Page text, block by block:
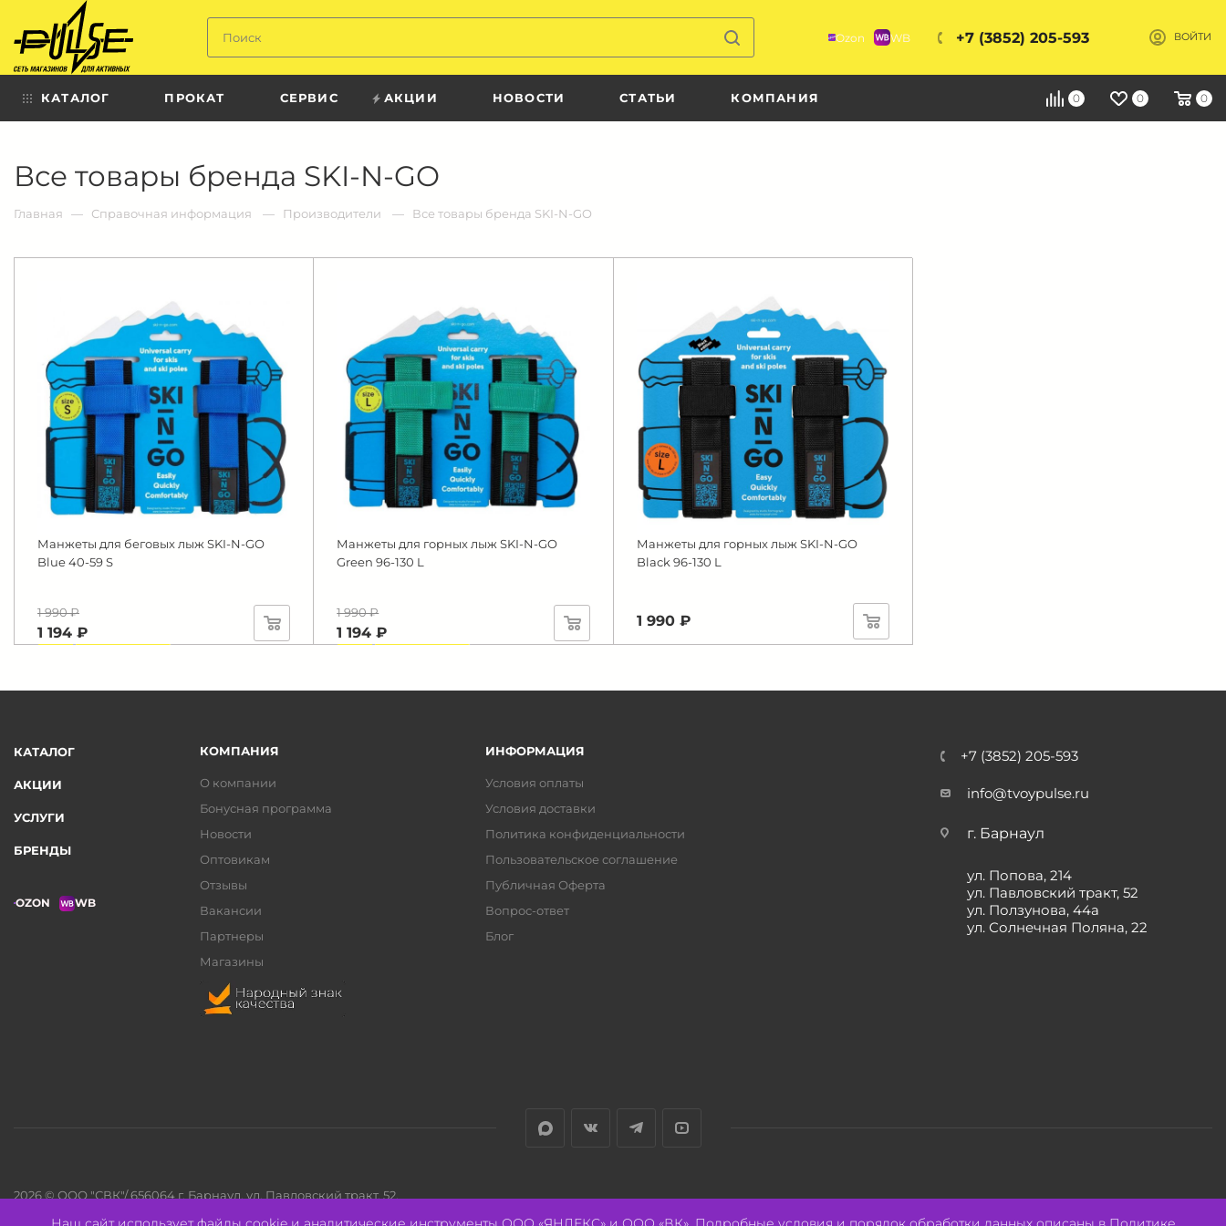
Ozon WB +7 (3852) 205-593 ВОЙТИ
КАТАЛОГ ПРОКАТ СЕРВИС АКЦИИ НОВОСТИ СТАТЬИ КОМПАНИЯ 0 0 0
Все товары бренда SKI-N-GO
пульс:
сеть
для
Главная Справочная информация Производители Все товары бренда SKI-N-GO
Манжеты для беговых лыж SKI-N-GO
Blue 40-59 S
1 990 ₽
1 194 ₽
Манжеты для горных лыж SKI-N-GO
Green 96-130 L
1 990 ₽
1 194 ₽
Манжеты для горных лыж SKI-N-GO
Black 96-130 L
1 990 ₽
КАТАЛОГ
АКЦИИ
УСЛУГИ
БРЕНДЫ
OZON WB
КОМПАНИЯ
О компании
Бонусная программа
Новости
Оптовикам
Отзывы
Вакансии
Партнеры
Магазины
ИНФОРМАЦИЯ
Условия оплаты
Условия доставки
Политика конфиденциальности
Пользовательское соглашение
Публичная Оферта
Вопрос-ответ
Блог
+7 (3852) 205-593
info@tvoypulse.ru
г. Барнаул
ул. Попова, 214
ул. Павловский тракт, 52
ул. Ползунова, 44а
ул. Солнечная Поляна, 22
2026 © ООО "СВК"/ 656064 г. Барнаул, ул. Павловский тракт, 52.